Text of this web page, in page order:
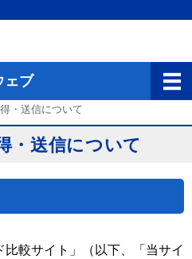
ェブ
・送信について
・送信について
較サイト」（以下、「当サイ